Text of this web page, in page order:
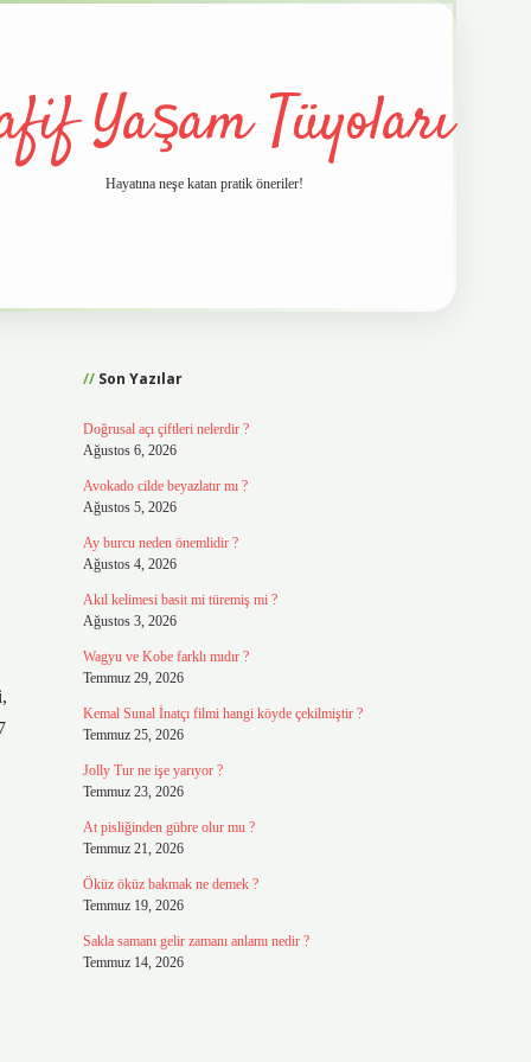
Yaşam Tüyoları
Hayatına neşe katan pratik öneriler!
Son Yazılar
Doğrusal açı çiftleri nelerdir ?
Ağustos 6, 2026
Avokado cilde beyazlatır mı ?
Ağustos 5, 2026
Ay burcu neden önemlidir ?
Ağustos 4, 2026
Akıl kelimesi basit mi türemiş mi ?
Ağustos 3, 2026
Wagyu ve Kobe farklı mıdır ?
Temmuz 29, 2026
Kemal Sunal İnatçı filmi hangi köyde çekilmiştir ?
Temmuz 25, 2026
Jolly Tur ne işe yarıyor ?
Temmuz 23, 2026
At pisliğinden gübre olur mu ?
Temmuz 21, 2026
Öküz öküz bakmak ne demek ?
Temmuz 19, 2026
Sakla samanı gelir zamanı anlamı nedir ?
Temmuz 14, 2026